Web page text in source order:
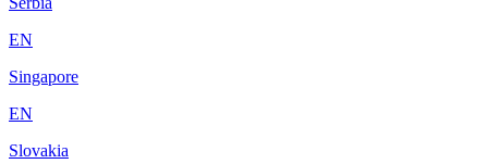
EN
Singapore
EN
Slovakia